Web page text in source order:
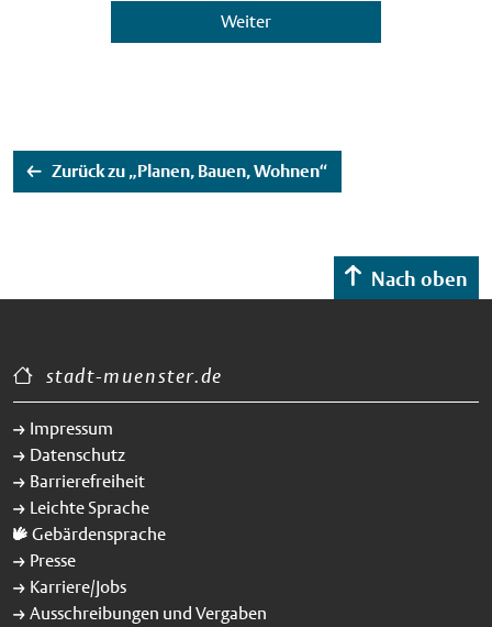
Weiter
Zurück zu „Planen, Bauen, Wohnen“
Nach oben
stadt-muenster.de
Impressum
Datenschutz
Barrierefreiheit
Leichte Sprache
Gebärdensprache
Presse
Karriere/Jobs
Ausschreibungen und Vergaben